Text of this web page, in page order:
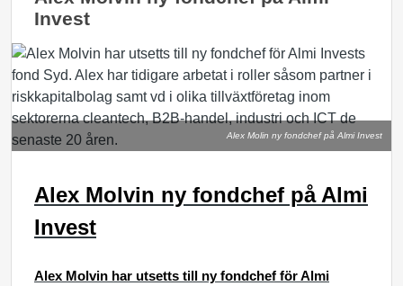
Invest
Alex Molin ny fondchef på Almi Invest
Alex Molvin ny fondchef på Almi
Invest
Alex Molvin har utsetts till ny fondchef för Almi